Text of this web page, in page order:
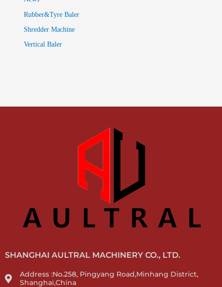
Rubber&Tyre Baler
Shredder Machine
Vertical Baler
SHANGHAI AULTRAL MACHINERY CO., LTD.
Address :No.258, Pingyang Road,Minhang District,
Shanghai,China